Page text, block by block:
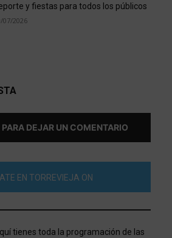
y fiestas para todos los públicos
07/2026
DEJAR UN COMENTARIO
EN TORREVIEJA ON
tienes toda la programación de las